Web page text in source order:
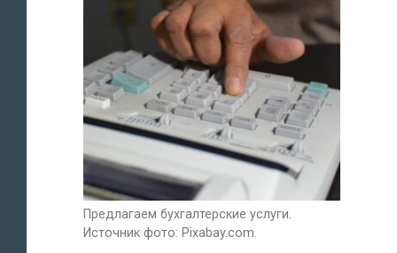
Предлагаем бухгалтерские услуги.
Источник фото: Pixabay.com.